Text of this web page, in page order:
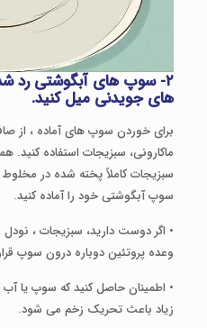
۲- سوپ های آبگوشتی رد
های جویدنی میل کنید.
برای خوردن سوپ های آماده ، از
ماکارونی، سبزیجات استفاده کنید.
سبزیجات کاملاً پخته شده در
سوپ آبگوشتی خود را آماده کنید.
• اگر دوست دارید، سبزیجات ،
وعده پروتئین دوباره درون سوپ
• اطمینان حاصل کنید که سوپ یا
زیاد باعث تحریک زخم می شود.